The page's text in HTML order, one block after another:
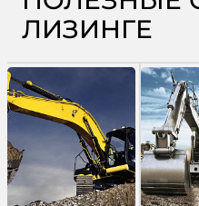
ЛИЗИНГЕ